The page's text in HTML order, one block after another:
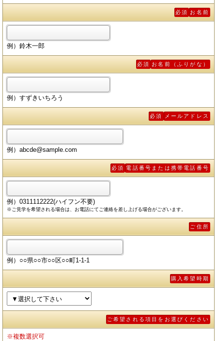
お名前
必須
例）鈴木一郎
お名前（ふりがな）
必須
例）すずきいちろう
メールアドレス
必須
例）abcde@sample.com
電話番号または携帯電話番号
必須
例）0311112222(ハイフン不要)
※ご見学を希望される場合は、お電話にてご連絡を差し上げる場合がございます。
ご住所
例）○○県○○市○○区○○町1-1-1
購入希望時期
ご希望される項目をお選びください
※複数選択可